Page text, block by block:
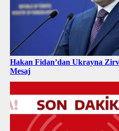
Hakan Fidan’dan Ukrayna
Mesaj